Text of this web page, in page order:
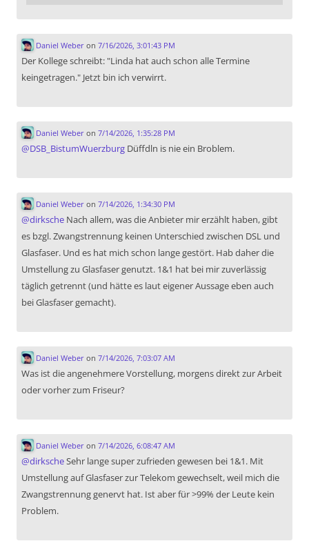
Daniel Weberon 7/16/2026, 3:01:43 PM
Der Kollege schreibt: "Linda hat auch schon alle Termine
keingetragen." Jetzt bin ich verwirrt.
Daniel Weberon 7/14/2026, 1:35:28 PM
@DSB_BistumWuerzburg Düffdln is nie ein Broblem.
Daniel Weberon 7/14/2026, 1:34:30 PM
@dirksche Nach allem, was die Anbieter mir erzählt haben, gibt
es bzgl. Zwangstrennung keinen Unterschied zwischen DSL und
Glasfaser. Und es hat mich schon lange gestört. Hab daher die
Umstellung zu Glasfaser genutzt. 1&1 hat bei mir zuverlässig
täglich getrennt (und hätte es laut eigener Aussage eben auch
bei Glasfaser gemacht).
Daniel Weberon 7/14/2026, 7:03:07 AM
Was ist die angenehmere Vorstellung, morgens direkt zur Arbeit
oder vorher zum Friseur?
Daniel Weberon 7/14/2026, 6:08:47 AM
@dirkscheSehr lange super zufrieden gewesen bei 1&1. Mit
Umstellung auf Glasfaser zur Telekom gewechselt, weil mich die
Zwangstrennung genervt hat. Ist aber für >99% der Leute kein
Problem.